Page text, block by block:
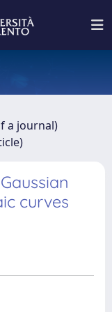
a journal)
curves